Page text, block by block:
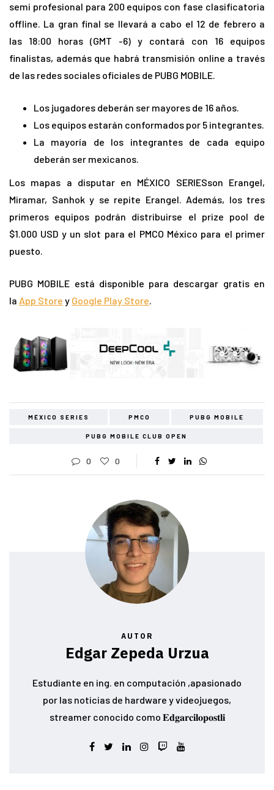
semi profesional para 200 equipos con fase clasificatoria
offline. La gran final se llevará a cabo el 12 de febrero a
las 18:00 horas (GMT -6) y contará con 16 equipos
finalistas, además que habrá transmisión online a través
de las redes sociales oficiales de PUBG MOBILE.
Los jugadores deberán ser mayores de 16 años.
Los equipos estarán conformados por 5 integrantes.
La mayoría de los integrantes de cada equipo
deberán ser mexicanos.
Los mapas a disputar en MÉXICO SERIESson Erangel,
Miramar, Sanhok y se repite Erangel. Además, los tres
primeros equipos podrán distribuirse el prize pool de
$1.000 USD y un slot para el PMCO México para el primer
puesto.
PUBG MOBILE está disponible para descargar gratis en
la App Store y Google Play Store.
MÉXICO SERIES PMCO PUBG MOBILE
PUBG MOBILE CLUB OPEN
0 0
AUTOR
Edgar Zepeda Urzua
Estudiante en ing. en computación ,apasionado
por las noticias de hardware y videojuegos,
streamer conocido como 𝐄𝐝𝐠𝐚𝐫𝐜𝐢𝐥𝐨𝐩𝐨𝐬𝐭𝐥𝐢